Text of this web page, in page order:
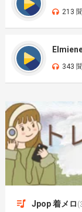
213
343
Jpop 着メロ